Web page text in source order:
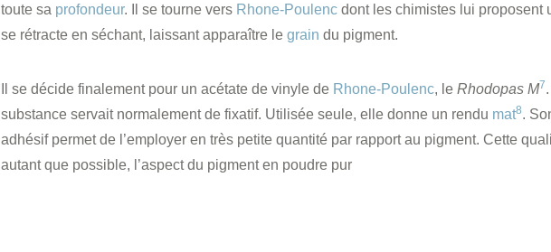
toute sa profondeur. Il se tourne vers Rhone-Poulenc dont les chimistes lui proposent
se rétracte en séchant, laissant apparaître le grain du pigment.
Il se décide finalement pour un acétate de vinyle de Rhone-Poulenc, le Rhodopas M7
substance servait normalement de fixatif. Utilisée seule, elle donne un rendu mat8.
adhésif permet de l’employer en très petite quantité par rapport au pigment. Cette
autant que possible, l’aspect du pigment en poudre pur